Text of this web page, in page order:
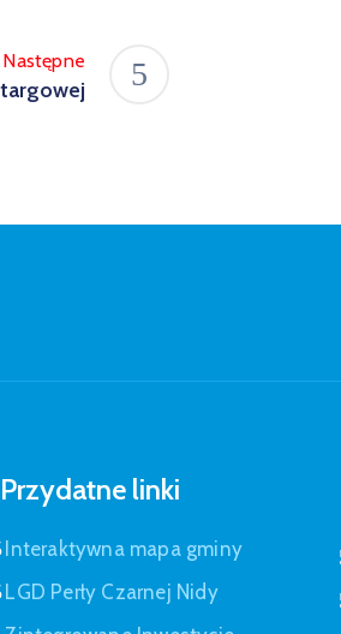
Następne
Przydatne linki
Interaktywna mapa gminy
LGD Perły Czarnej Nidy